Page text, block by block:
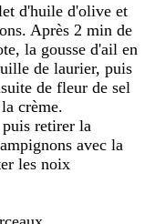
d'huile d'olive et
Après 2 min de
la gousse d'ail en
de laurier, puis
de fleur de sel
crème.
retirer la
avec la
les noix